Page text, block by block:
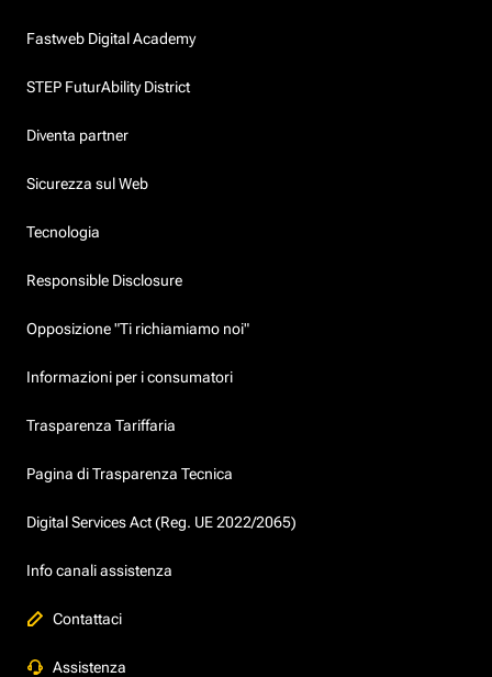
Fastweb Digital Academy
STEP FuturAbility District
Diventa partner
Sicurezza sul Web
Tecnologia
Responsible Disclosure
Opposizione "Ti richiamiamo noi"
Informazioni per i consumatori
Trasparenza Tariffaria
Pagina di Trasparenza Tecnica
Digital Services Act (Reg. UE 2022/2065)
Info canali assistenza
Contattaci
Assistenza